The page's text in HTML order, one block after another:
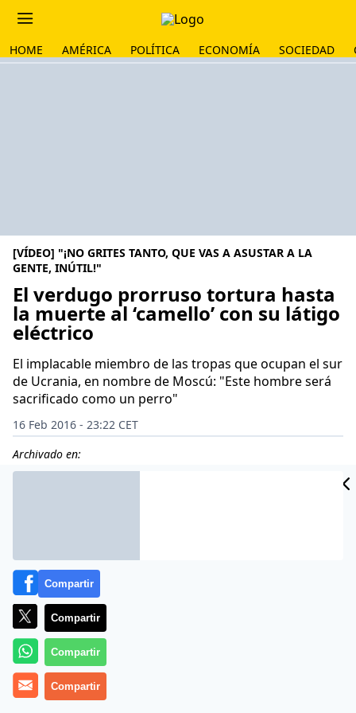
HOME AMÉRICA POLÍTICA ECONOMÍA SOCIEDAD
[VÍDEO] "¡NO GRITES TANTO, QUE VAS A ASUSTAR A LA
GENTE, INÚTIL!"
El verdugo prorruso tortura hasta
la muerte al ‘camello’ con su látigo
eléctrico
El implacable miembro de las tropas que ocupan el sur
de Ucrania, en nombre de Moscú: "Este hombre será
sacrificado como un perro"
16 Feb 2016 - 23:22 CET
Archivado en:
Compartir
Compartir
Compartir
Compartir